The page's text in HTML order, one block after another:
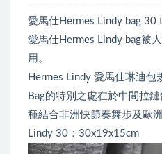
愛馬仕Hermes Lindy bag 30
愛馬仕Hermes Lindy bag被
用。
Hermes Lindy 愛馬仕琳迪
Bag的特別之處在於中間拉
種結合非洲快節奏舞步及歐
Lindy 30：30x19x15cm